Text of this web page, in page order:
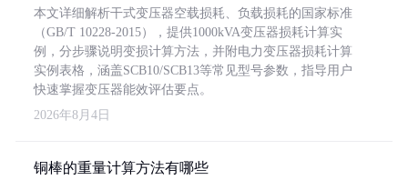
本文详细解析干式变压器空载损耗、负载损耗的国家标准
（GB/T 10228-2015），提供1000kVA变压器损耗计算实
例，分步骤说明变损计算方法，并附电力变压器损耗计算
实例表格，涵盖SCB10/SCB13等常见型号参数，指导用户
快速掌握变压器能效评估要点。
2026年8月4日
铜棒的重量计算方法有哪些